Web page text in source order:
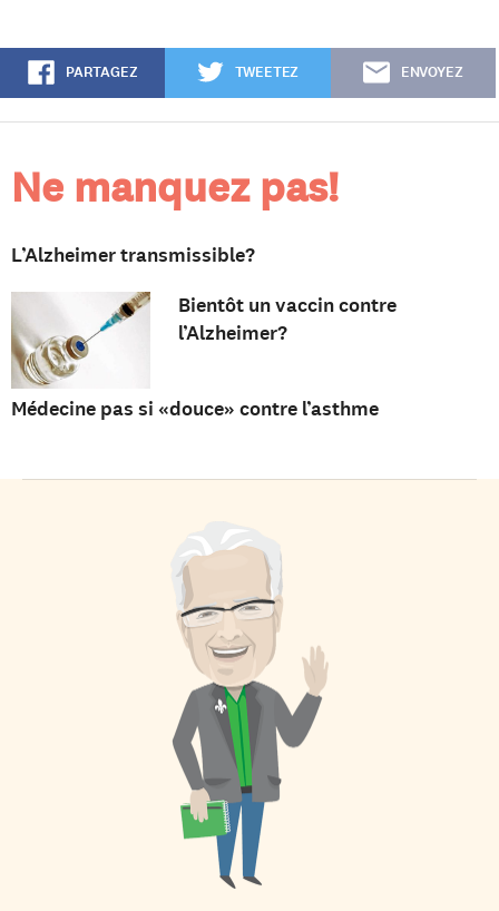
PARTAGEZ TWEETEZ ENVOYEZ
Ne manquez pas!
L’Alzheimer transmissible?
Bientôt un vaccin contre
l’Alzheimer?
Médecine pas si «douce» contre l’asthme